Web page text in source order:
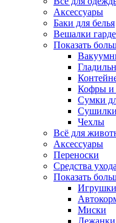
Аксессуары
Баки для белья
Вешалки
Показать
Кофры и
Сумки
Сушилки
Чехлы
Всё для
Аксесcуары
Переноски
Средства
Показать
Миски
Лежанки